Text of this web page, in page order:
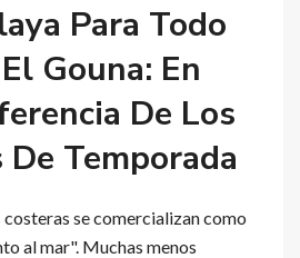
Para Todo
Gouna: En
De Los
Temporada
se comercializan como
al mar". Muchas menos